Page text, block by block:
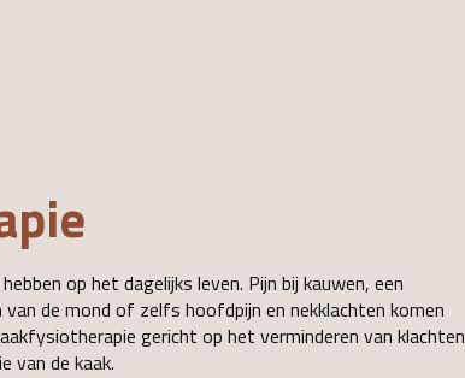
op het dagelijks leven. Pijn bij kauwen, een
van de mond of zelfs hoofdpijn en nekklachten komen
gericht op het verminderen van klachten
van de kaak.